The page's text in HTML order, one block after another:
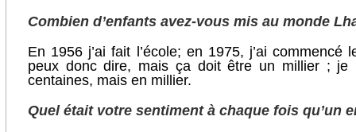
Combien d’enfants avez-vous mis au monde
En 1956 j’ai fait l’école; en 1975, j’ai commencé
peux donc dire, mais ça doit être un millier ; je
centaines, mais en millier.
Quel était votre sentiment à chaque fois qu’un